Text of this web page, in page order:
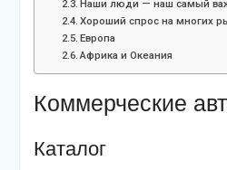
Наши люди — наш самый
Хороший спрос на многих
Европа
Африка и Океания
Коммерческие
Каталог